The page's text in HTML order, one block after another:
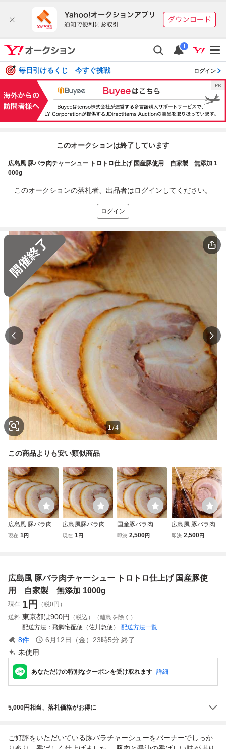
i
毎日引けるくじ 今すぐ挑戦 ログイン
このオークションは終了しています
広島風 豚バラ肉チャーシュー トロトロ仕上げ 国産豚使用 自家製 無添加 1
000g
このオークションの落札者、出品者はログインしてください。
ログイン
1/4
この商品よりも安い類似商品
広島風 豚バラ肉チ
ャーシュー トロト
現在 1円
広島風豚バラ肉ト
ロトロチャーシュ
現在 1円
国産豚バラ肉 ト
ロトロチャーシュ
即決 2,500円
広島風 豚バラ肉ト
ロトロチャーシュ
即決 2,500円
広島風 豚バラ肉チャーシュー トロトロ仕上げ 国産豚使
用 自家製 無添加 1000g
現在 1円
（税0円）
送料 東京都は900円
（税込）（離島を除く）
配送方法
飛脚宅配便（佐川急便） 配送方法一覧
8件 6月12日（金）23時5分 終了
未使用
あなただけの特別なクーポンを受け取れます 詳細
5,000円相当、落札価格がお得に
ご好評をいただいている豚バラチャーシューをバーナーでしっか